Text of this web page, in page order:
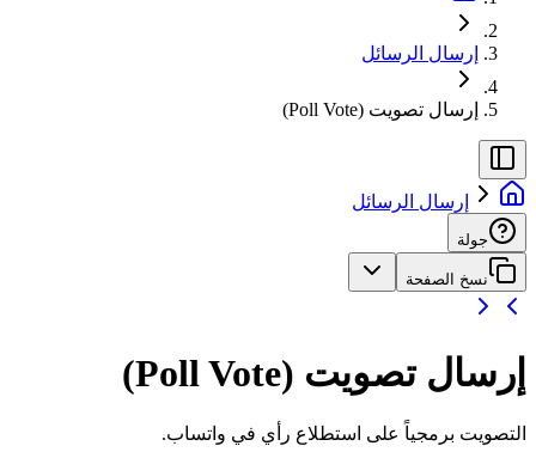
إرسال الرسائل
إرسال تصويت (Poll Vote)
إرسال الرسائل
جولة
نسخ الصفحة
إرسال تصويت (Poll Vote)
التصويت برمجياً على استطلاع رأي في واتساب.